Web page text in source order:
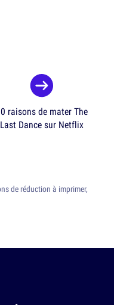
raisons de mater The
Last Dance sur Netflix
de réduction à imprimer,